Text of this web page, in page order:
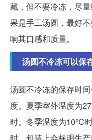
藏，但不要冷冻，尽
果是手工汤圆，最好
响其口感和质量。
汤圆不冷冻可以保
汤圆不冷冻的保存时
度。夏季室外温度为
时。冬季温度为10℃